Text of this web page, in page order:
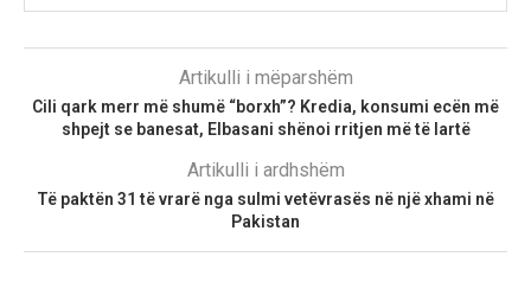
Artikulli i mëparshëm
Cili qark merr më shumë “borxh”? Kredia, konsumi ecën më
shpejt se banesat, Elbasani shënoi rritjen më të lartë
Artikulli i ardhshëm
Të paktën 31 të vrarë nga sulmi vetëvrasës në një xhami në
Pakistan